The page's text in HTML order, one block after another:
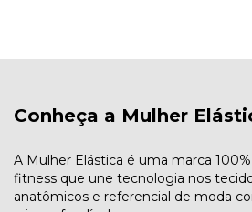
Conheça a Mulher
A Mulher Elástica é uma marca
fitness que une tecnologia nos
anatômicos e referencial de moda